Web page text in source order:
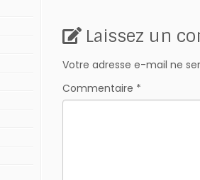
Laissez un
Votre adresse e-mail ne
Commentaire *